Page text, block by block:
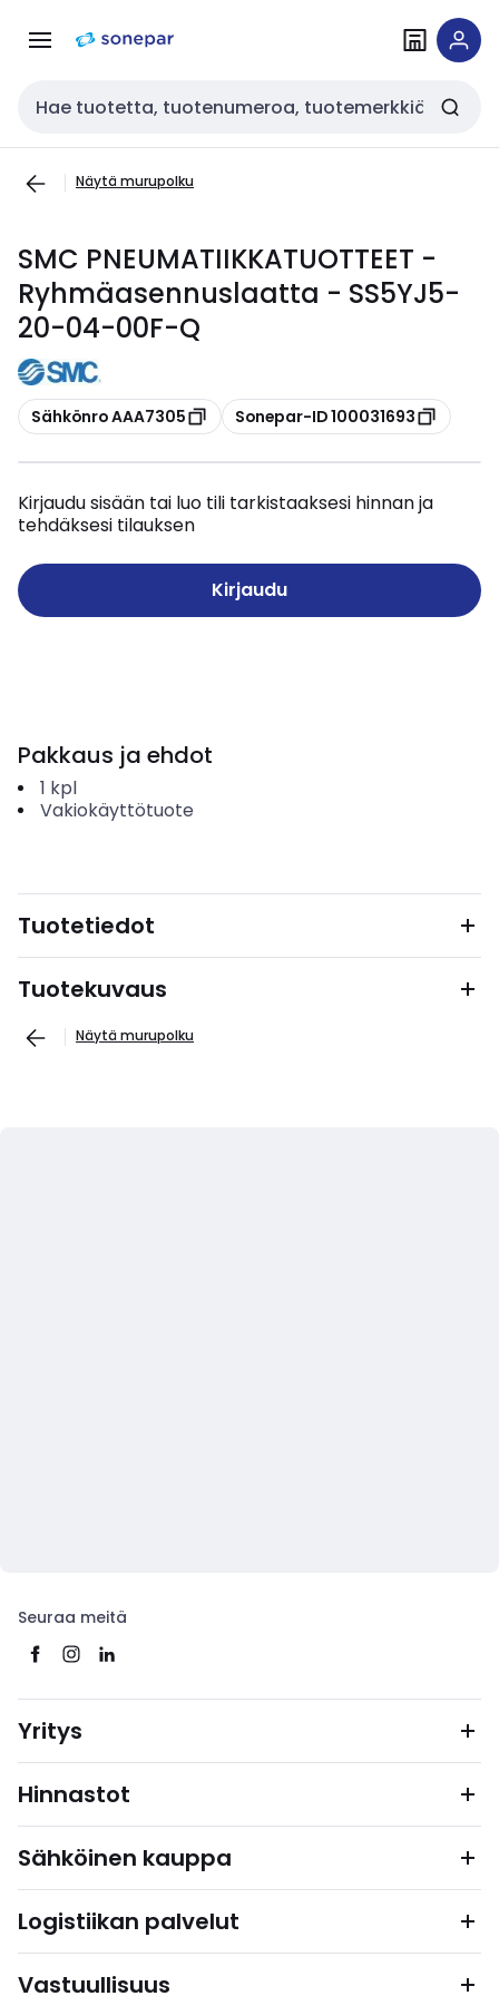
navigointiinsisältöön
Haku
Näytä murupolku
SMC PNEUMATIIKKATUOTTEET -
Ryhmäasennuslaatta - SS5YJ5-
20-04-00F-Q
Kopioi
Sähkönro AAA7305 Kopioi
Sonepar-ID 100031693
Kirjaudu sisään tai luo tili tarkistaaksesi hinnan ja
tehdäksesi tilauksen
Kirjaudu
Pakkaus ja ehdot
1 kpl
Vakiokäyttötuote
Tuotetiedot
Tuotekuvaus
Näytä murupolku
Seuraa meitä
Yritys
Hinnastot
Sähköinen kauppa
Logistiikan palvelut
Vastuullisuus